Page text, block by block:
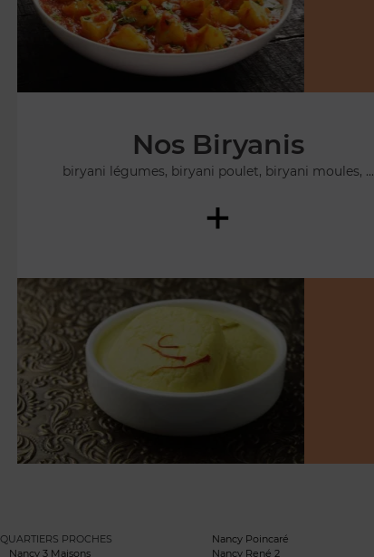
Nos Biryanis
biryani légumes, biryani poulet, biryani moules, ...
+
QUARTIERS PROCHES
Nancy 3 Maisons
Nancy Poincaré
Nancy René 2